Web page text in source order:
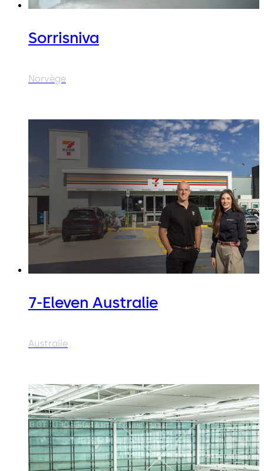
Sorrisniva
Norvège
7-Eleven Australie
Australie